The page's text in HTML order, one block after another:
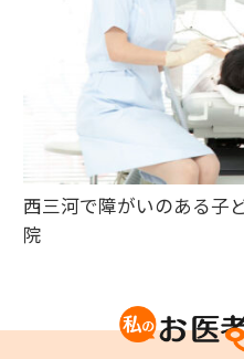
西三河で障がいのある子
院